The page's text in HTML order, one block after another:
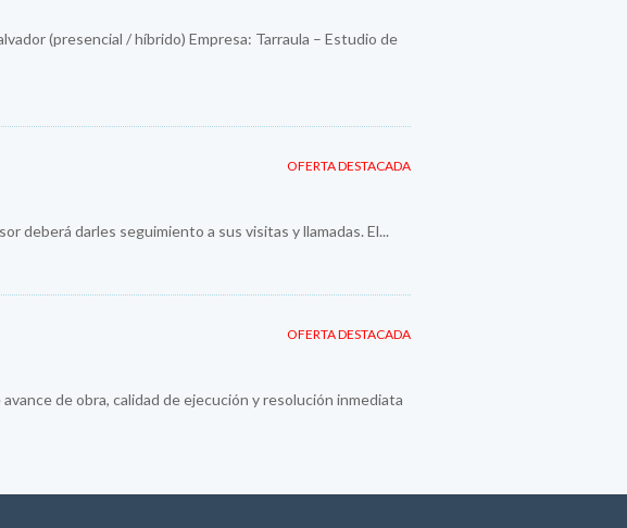
(presencial / híbrido) Empresa: Tarraula – Estudio de
OFERTA DESTACADA
deberá darles seguimiento a sus visitas y llamadas. El...
OFERTA DESTACADA
de obra, calidad de ejecución y resolución inmediata